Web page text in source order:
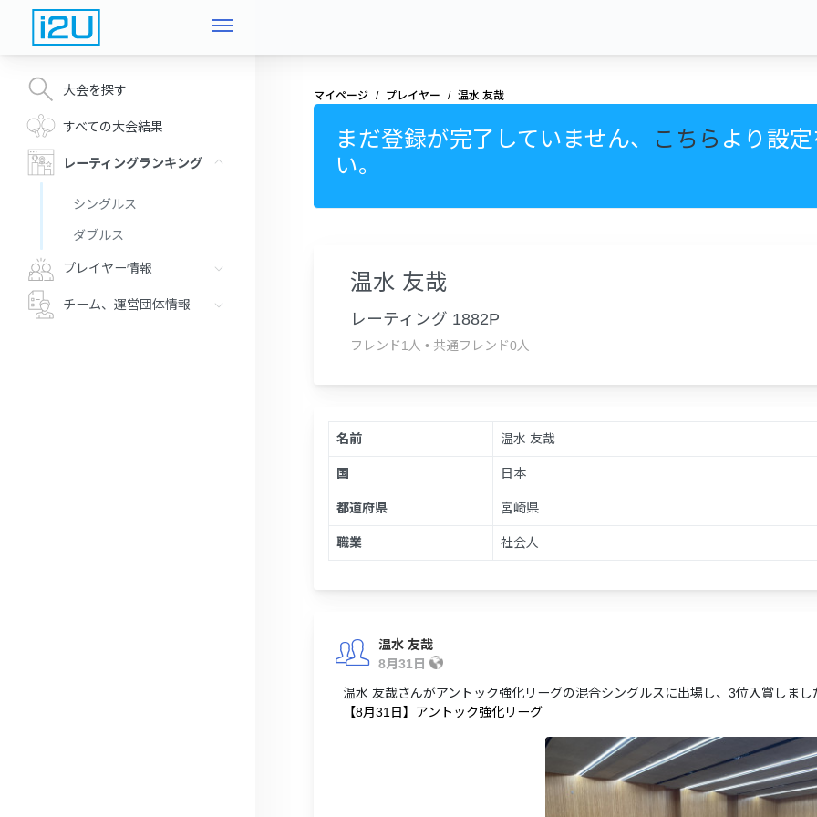
大会を探す
すべての大会結果
レーティングランキング
シングルス
ダブルス
プレイヤー情報
チーム、運営団体情報
マイページ プレイヤー 温水 友哉
まだ登録が完了していません、 こちら より設
い。
温水 友哉
レーティング 1882P
フレンド1人 • 共通フレンド0人
名前 温水 友哉
国 日本
都道府県 宮崎県
職業 社会人
温水 友哉
8月31日
温水 友哉さんがアントック強化リーグの混合シングルスに出場し、3位入賞しまし
【8月31日】アントック強化リーグ